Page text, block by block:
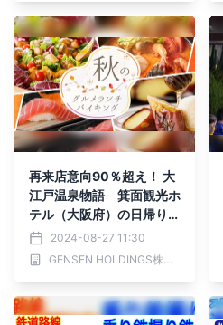
再来店意向90％超え！ 大
江戸温泉物語 箕面観光ホ
テル（大阪府）の日帰りラ
ンチバイキング、 9月2日
より秋メニューのご提供を
開始。
2024-08-27 11:30
GENSEN HOLDINGS株式会社